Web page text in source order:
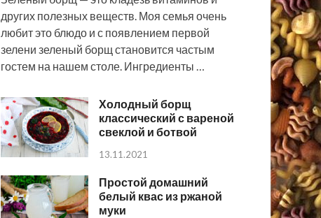
других полезных веществ. Моя семья очень
любит это блюдо и с появлением первой
зелени зеленый борщ становится частым
гостем на нашем столе. Ингредиенты …
Холодный борщ
классический с вареной
свеклой и ботвой
13.11.2021
Простой домашний
белый квас из ржаной
муки